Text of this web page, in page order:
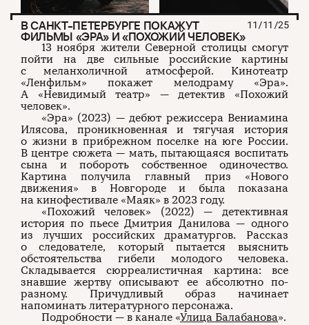
В САНКТ-ПЕТЕРБУРГЕ ПОКАЖУТ
ФИЛЬМЫ «ЭРА» И «ПОХОЖИЙ ЧЕЛОВЕК»
11/11/25
13 ноября жители Северной столицы смогут
пойти на две сильные российские картины
с меланхоличной атмосферой. Кинотеатр
«Ленфильм» покажет мелодраму «Эра».
А «Невидимый театр» — детектив «Похожий
человек».
«Эра» (2023) — дебют режиссера Вениамина
Илясова, проникновенная и тягучая история
о жизни в прибрежном поселке на юге России.
В центре сюжета — мать, пытающаяся воспитать
сына и побороть собственное одиночество.
Картина получила главный приз «Нового
движения» в Новгороде и была показана
на кинофестивале «Маяк» в 2023 году.
«Похожий человек» (2022) — детективная
история по пьесе Дмитрия Данилова — одного
из лучших российских драматургов. Рассказ
о следователе, который пытается выяснить
обстоятельства гибели молодого человека.
Складывается сюрреалистичная картина: все
знавшие жертву описывают ее абсолютно по-
разному. Причудливый образ начинает
напоминать литературного персонажа.
Подробности — в канале «Улица Балабанова».